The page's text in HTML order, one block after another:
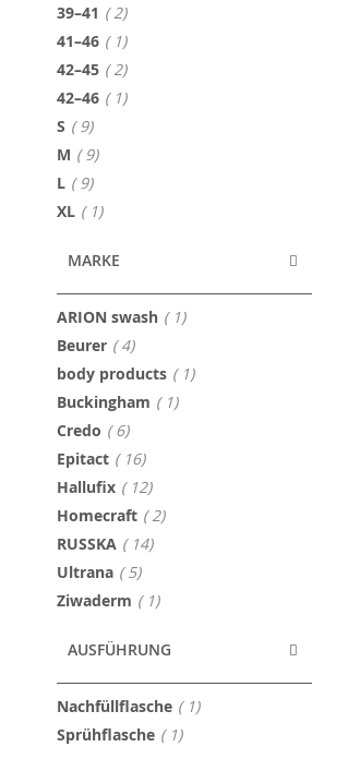
39–41 2Artikel
41–46 1Artikel
42–45 2Artikel
42–46 1Artikel
S 9Artikel
M 9Artikel
L 9Artikel
XL 1Artikel
MARKE
ARION swash 1Artikel
Beurer 4Artikel
body products 1Artikel
Buckingham 1Artikel
Credo 6Artikel
Epitact 16Artikel
Hallufix 12Artikel
Homecraft 2Artikel
RUSSKA 14Artikel
Ultrana 5Artikel
Ziwaderm 1Artikel
AUSFÜHRUNG
Nachfüllflasche 1Artikel
Sprühflasche 1Artikel